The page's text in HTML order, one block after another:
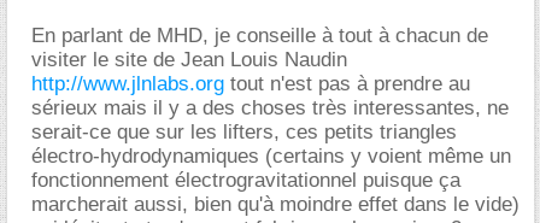
En parlant de MHD, je conseille à tout à chacun de
visiter le site de Jean Louis Naudin
http://www.jlnlabs.org tout n'est pas à prendre au
sérieux mais il y a des choses très interessantes, ne
serait-ce que sur les lifters, ces petits triangles
électro-hydrodynamiques (certains y voient même un
fonctionnement électrogravitationnel puisque ça
marcherait aussi, bien qu'à moindre effet dans le vide)